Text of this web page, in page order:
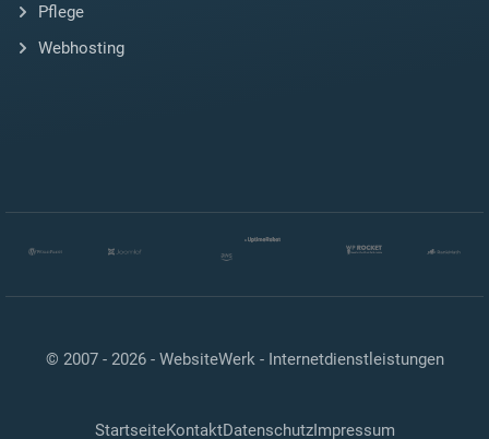
Pflege
Webhosting
© 2007 - 2026 - WebsiteWerk - Internetdienstleistungen
StartseiteKontaktDatenschutzImpressum